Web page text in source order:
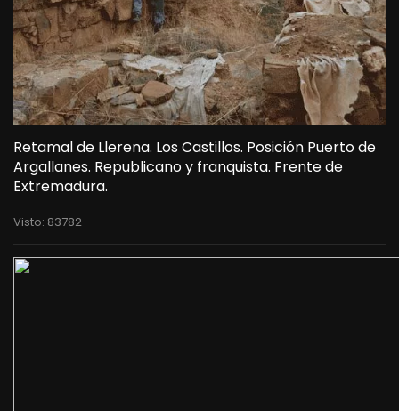
Retamal de Llerena. Los Castillos. Posición Puerto de
Argallanes. Republicano y franquista. Frente de
Extremadura.
Visto: 83782